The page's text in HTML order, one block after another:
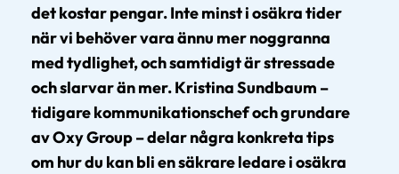
det kostar pengar. Inte minst i osäkra tider
när vi behöver vara ännu mer noggranna
med tydlighet, och samtidigt är stressade
och slarvar än mer. Kristina Sundbaum –
tidigare kommunikationschef och grundare
avOxy Group– delar några konkreta tips
om hur du kan bli en säkrare ledare i osäkra